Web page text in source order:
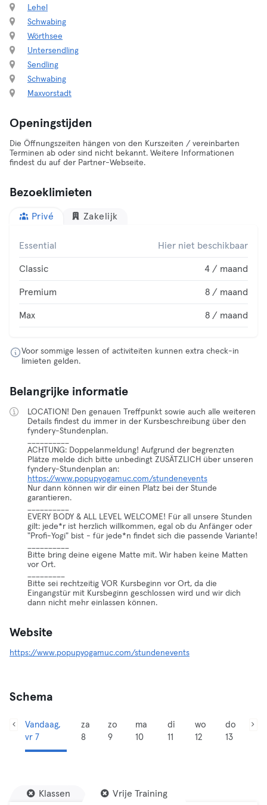
Lehel
Schwabing
Wörthsee
Untersendling
Sendling
Schwabing
Maxvorstadt
Openingstijden
Die Öffnungszeiten hängen von den Kurszeiten / vereinbarten
Terminen ab oder sind nicht bekannt. Weitere Informationen
findest du auf der Partner-Webseite.
Bezoeklimieten
Privé Zakelijk
Essential Hier niet beschikbaar
Classic 4 / maand
Premium 8 / maand
Max 8 / maand
Voor sommige lessen of activiteiten kunnen extra check-in
limieten gelden.
Belangrijke informatie
LOCATION! Den genauen Treffpunkt sowie auch alle weiteren
Details findest du immer in der Kursbeschreibung über den
fyndery-Stundenplan.
ACHTUNG: Doppelanmeldung! Aufgrund der begrenzten
Plätze melde dich bitte unbedingt ZUSÄTZLICH über unseren
fyndery-Stundenplan an:
https://www.popupyogamuc.com/stundenevents
Nur dann können wir dir einen Platz bei der Stunde
garantieren.
EVERY BODY & ALL LEVEL WELCOME! Für all unsere Stunden
gilt: jede*r ist herzlich willkommen, egal ob du Anfänger oder
"Profi-Yogi" bist - für jede*n findet sich die passende Variante!
Bitte bring deine eigene Matte mit. Wir haben keine Matten
vor Ort.
Bitte sei rechtzeitig VOR Kursbeginn vor Ort, da die
Eingangstür mit Kursbeginn geschlossen wird und wir dich
dann nicht mehr einlassen können.
Website
https://www.popupyogamuc.com/stundenevents
Schema
Vandaag,
vr 7
za
8
zo
9
ma
10
di
11
wo
12
do
13
Klassen Vrije Training